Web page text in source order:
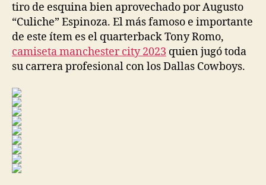
tiro de esquina bien aprovechado por Augusto
“Culiche” Espinoza. El más famoso e importante
de este ítem es el quarterback Tony Romo,
camiseta manchester city 2023 quien jugó toda
su carrera profesional con los Dallas Cowboys.